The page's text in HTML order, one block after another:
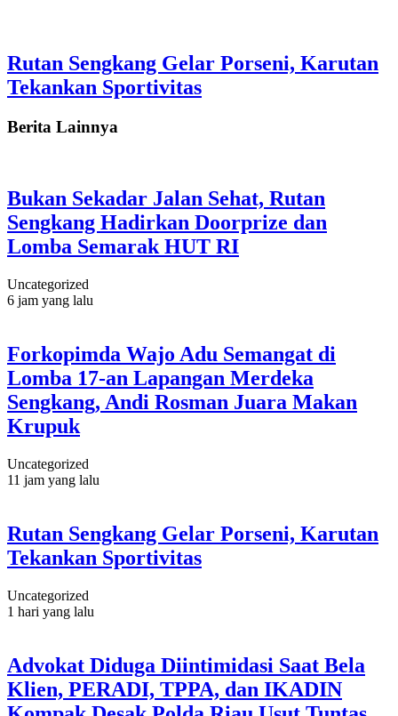
Rutan Sengkang Gelar Porseni, Karutan
Tekankan Sportivitas
Berita Lainnya
Bukan Sekadar Jalan Sehat, Rutan
Sengkang Hadirkan Doorprize dan
Lomba Semarak HUT RI
Uncategorized
6 jam yang lalu
Forkopimda Wajo Adu Semangat di
Lomba 17-an Lapangan Merdeka
Sengkang, Andi Rosman Juara Makan
Krupuk
Uncategorized
11 jam yang lalu
Rutan Sengkang Gelar Porseni, Karutan
Tekankan Sportivitas
Uncategorized
1 hari yang lalu
Advokat Diduga Diintimidasi Saat Bela
Klien, PERADI, TPPA, dan IKADIN